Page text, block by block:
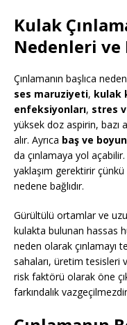
Kulak
Nedenleri
Çınlamanın başlıca
ses maruziyeti, kulak
enfeksiyonları, stres
yüksek doz aspirin, bazı
alır. Ayrıca baş ve
da çınlamaya yol
yaklaşım gerektirir
nedene bağlıdır.
Gürültülü ortamlar ve
kulakta bulunan hassas
neden olarak çınlamayı
sahaları, üretim tesisleri
risk faktörü olarak öne
farkındalık